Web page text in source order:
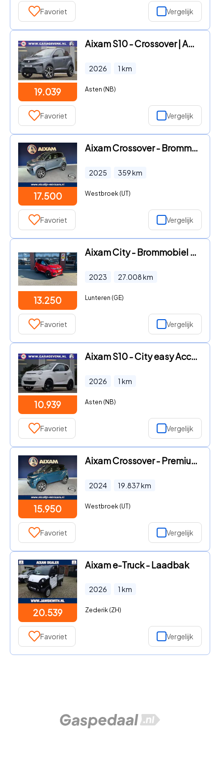
Favoriet Vergelijk
19.039
Aixam S10 - Crossover | Apple car play en Android auto + Achteruitrijcam
2026 1 km
Asten (NB)
Favoriet Vergelijk
17.500
Aixam Crossover - Brommobiel Premium
2025 359km
Westbroek (UT)
Favoriet Vergelijk
13.250
Aixam City - Brommobiel Sport | LED | 45 km/h | Automaat | 1e eig | Garan
2023 27.008km
Lunteren (GE)
Favoriet Vergelijk
10.939
Aixam S10 - City easy Access 100% ELEKTRISCHE Brommobiel MET kreukelzone
2026 1 km
Asten (NB)
Favoriet Vergelijk
15.950
Aixam Crossover - Premium Ambition brommobiel, minicar
2024 19.837km
Westbroek (UT)
Favoriet Vergelijk
20.539
Aixam e-Truck - Laadbak
2026 1 km
Zederik (ZH)
Favoriet Vergelijk